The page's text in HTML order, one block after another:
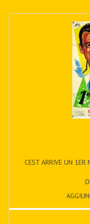
CEST ARRIVE UN